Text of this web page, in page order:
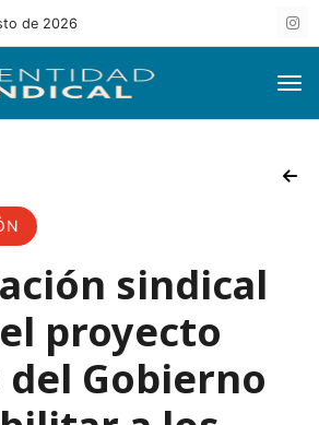
de 2026
sindical
proyecto
Gobierno